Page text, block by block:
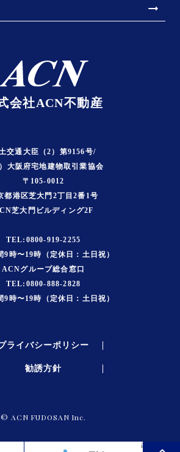
¡
arrow_right_alt
会社ACN不動産
交通大臣（2）第9156号/
）大阪府宅地建物取引業協会
〒105-0012
都港区芝大門2丁目2番1号
芝大門ビルディング2F
TEL:0800-919-2255
9時〜19時（定休日：土日祝）
ACNグループ総合窓口
TEL:0800-888-2828
9時〜19時（定休日：土日祝）
ライバシーポリシー
勧誘方針
© ACN FUDOSAN Inc.